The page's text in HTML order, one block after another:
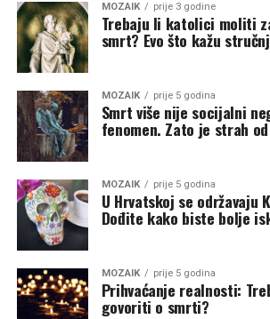
MOZAIK prije 3 godine
Trebaju li katolici moliti
smrt? Evo što kažu
MOZAIK prije 5 godina
Smrt više nije socijalni
fenomen. Zato je strah
MOZAIK prije 5 godina
U Hrvatskoj se održavaju
Dođite kako biste bolje
MOZAIK prije 5 godina
Prihvaćanje realnosti:
govoriti o smrti?